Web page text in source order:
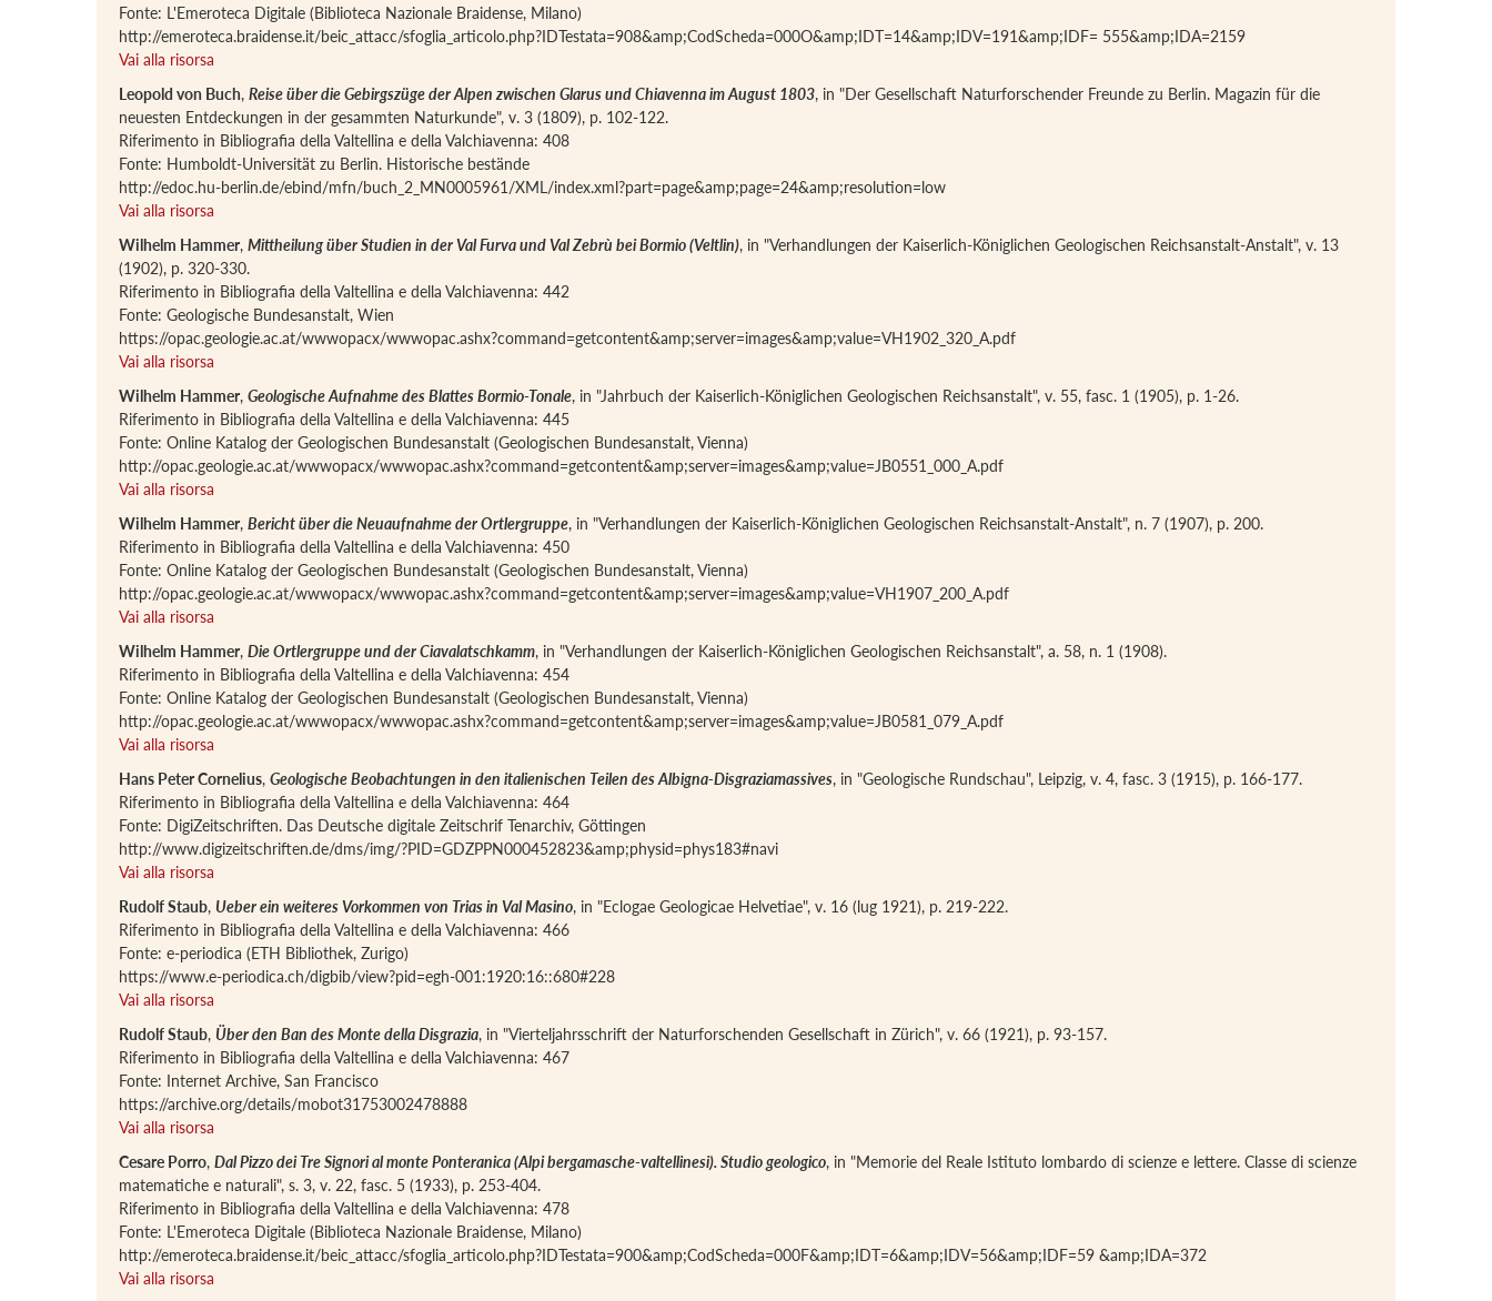
Fonte: L'Emeroteca Digitale (Biblioteca Nazionale Braidense, Milano)
http://emeroteca.braidense.it/beic_attacc/sfoglia_articolo.php?IDTestata=908&amp;CodScheda=000O&amp;IDT=14&amp;IDV=191&amp;IDF= 555&amp;IDA=2159
Vai alla risorsa
Leopold von Buch, Reise über die Gebirgszüge der Alpen zwischen Glarus und Chiavenna im August 1803, in "Der Gesellschaft Naturforschender Freunde zu Berlin. Magazin für die
neuesten Entdeckungen in der gesammten Naturkunde", v. 3 (1809), p. 102-122.
Riferimento in Bibliografia della Valtellina e della Valchiavenna: 408
Fonte: Humboldt-Universität zu Berlin. Historische bestände
http://edoc.hu-berlin.de/ebind/mfn/buch_2_MN0005961/XML/index.xml?part=page&amp;page=24&amp;resolution=low
Vai alla risorsa
Wilhelm Hammer, Mittheilung über Studien in der Val Furva und Val Zebrù bei Bormio (Veltlin), in "Verhandlungen der Kaiserlich-Königlichen Geologischen Reichsanstalt-Anstalt", v. 13
(1902), p. 320-330.
Riferimento in Bibliografia della Valtellina e della Valchiavenna: 442
Fonte: Geologische Bundesanstalt, Wien
https://opac.geologie.ac.at/wwwopacx/wwwopac.ashx?command=getcontent&amp;server=images&amp;value=VH1902_320_A.pdf
Vai alla risorsa
Wilhelm Hammer, Geologische Aufnahme des Blattes Bormio-Tonale, in "Jahrbuch der Kaiserlich-Königlichen Geologischen Reichsanstalt", v. 55, fasc. 1 (1905), p. 1-26.
Riferimento in Bibliografia della Valtellina e della Valchiavenna: 445
Fonte: Online Katalog der Geologischen Bundesanstalt (Geologischen Bundesanstalt, Vienna)
http://opac.geologie.ac.at/wwwopacx/wwwopac.ashx?command=getcontent&amp;server=images&amp;value=JB0551_000_A.pdf
Vai alla risorsa
Wilhelm Hammer, Bericht über die Neuaufnahme der Ortlergruppe, in "Verhandlungen der Kaiserlich-Königlichen Geologischen Reichsanstalt-Anstalt", n. 7 (1907), p. 200.
Riferimento in Bibliografia della Valtellina e della Valchiavenna: 450
Fonte: Online Katalog der Geologischen Bundesanstalt (Geologischen Bundesanstalt, Vienna)
http://opac.geologie.ac.at/wwwopacx/wwwopac.ashx?command=getcontent&amp;server=images&amp;value=VH1907_200_A.pdf
Vai alla risorsa
Wilhelm Hammer, Die Ortlergruppe und der Ciavalatschkamm, in "Verhandlungen der Kaiserlich-Königlichen Geologischen Reichsanstalt", a. 58, n. 1 (1908).
Riferimento in Bibliografia della Valtellina e della Valchiavenna: 454
Fonte: Online Katalog der Geologischen Bundesanstalt (Geologischen Bundesanstalt, Vienna)
http://opac.geologie.ac.at/wwwopacx/wwwopac.ashx?command=getcontent&amp;server=images&amp;value=JB0581_079_A.pdf
Vai alla risorsa
Hans Peter Cornelius, Geologische Beobachtungen in den italienischen Teilen des Albigna-Disgraziamassives, in "Geologische Rundschau", Leipzig, v. 4, fasc. 3 (1915), p. 166-177.
Riferimento in Bibliografia della Valtellina e della Valchiavenna: 464
Fonte: DigiZeitschriften. Das Deutsche digitale Zeitschrif Tenarchiv, Göttingen
http://www.digizeitschriften.de/dms/img/?PID=GDZPPN000452823&amp;physid=phys183#navi
Vai alla risorsa
Rudolf Staub, Ueber ein weiteres Vorkommen von Trias in Val Masino, in "Eclogae Geologicae Helvetiae", v. 16 (lug 1921), p. 219-222.
Riferimento in Bibliografia della Valtellina e della Valchiavenna: 466
Fonte: e-periodica (ETH Bibliothek, Zurigo)
https://www.e-periodica.ch/digbib/view?pid=egh-001:1920:16::680#228
Vai alla risorsa
Rudolf Staub, Über den Ban des Monte della Disgrazia, in "Vierteljahrsschrift der Naturforschenden Gesellschaft in Zürich", v. 66 (1921), p. 93-157.
Riferimento in Bibliografia della Valtellina e della Valchiavenna: 467
Fonte: Internet Archive, San Francisco
https://archive.org/details/mobot31753002478888
Vai alla risorsa
Cesare Porro, Dal Pizzo dei Tre Signori al monte Ponteranica (Alpi bergamasche-valtellinesi). Studio geologico, in "Memorie del Reale Istituto lombardo di scienze e lettere. Classe di scienze
matematiche e naturali", s. 3, v. 22, fasc. 5 (1933), p. 253-404.
Riferimento in Bibliografia della Valtellina e della Valchiavenna: 478
Fonte: L'Emeroteca Digitale (Biblioteca Nazionale Braidense, Milano)
http://emeroteca.braidense.it/beic_attacc/sfoglia_articolo.php?IDTestata=900&amp;CodScheda=000F&amp;IDT=6&amp;IDV=56&amp;IDF=59 &amp;IDA=372
Vai alla risorsa